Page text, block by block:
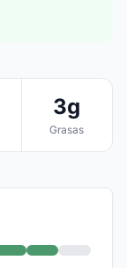
3g
Grasas